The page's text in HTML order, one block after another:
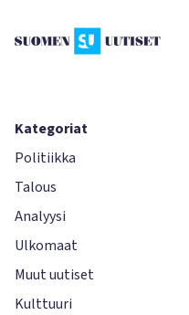
Kategoriat
Politiikka
Talous
Analyysi
Ulkomaat
Muut uutiset
Kulttuuri